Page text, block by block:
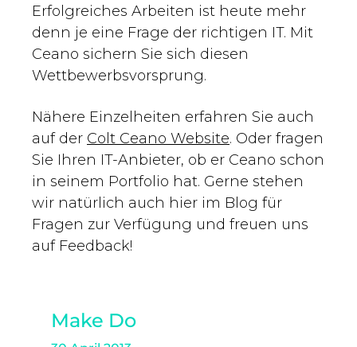
Erfolgreiches Arbeiten ist heute mehr
denn je eine Frage der richtigen IT. Mit
Ceano sichern Sie sich diesen
Wettbewerbsvorsprung.
Nähere Einzelheiten erfahren Sie auch
auf der Colt Ceano Website. Oder fragen
Sie Ihren IT-Anbieter, ob er Ceano schon
in seinem Portfolio hat. Gerne stehen
wir natürlich auch hier im Blog für
Fragen zur Verfügung und freuen uns
auf Feedback!
Make Do